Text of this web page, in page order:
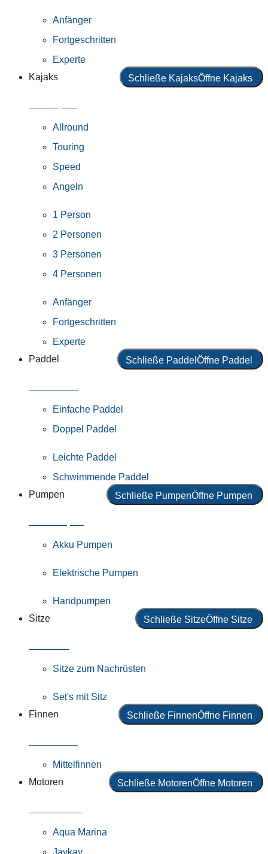
Anfänger
Fortgeschritten
Experte
Kajaks
Schließe KajaksÖffne Kajaks
Allround
Touring
Speed
Angeln
1 Person
2 Personen
3 Personen
4 Personen
Anfänger
Fortgeschritten
Experte
Paddel
Schließe Paddel Öffne Paddel
Einfache Paddel
Doppel Paddel
Leichte Paddel
Schwimmende Paddel
Pumpen
Schließe PumpenÖffne Pumpen
Akku Pumpen
Elektrische Pumpen
Handpumpen
Sitze
Schließe SitzeÖffne Sitze
Sitze zum Nachrüsten
Set's mit Sitz
Finnen
Schließe FinnenÖffne Finnen
Mittelfinnen
Motoren
Schließe MotorenÖffne Motoren
Aqua Marina
Jaykay